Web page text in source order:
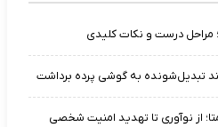
درست و نکات کلیدی
تبدیل‌شونده به گوشی پرده برداشت
از نوآوری تا تهدید امنیت شخصی